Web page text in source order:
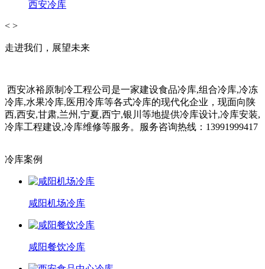
西安冷库
< >
走进我们，展望未来
西安冰裕原制冷工程公司是一家建设食品冷库,组合冷库,冷冻
冷库,水果冷库,医用冷库等各式冷库的现代化企业，现面向陕
西,西安,甘肃,兰州,宁夏,西宁,银川等地提供冷库设计,冷库安装,
冷库工程建设,冷库维修等服务。服务咨询热线：13991999417
冷库案例
咸阳机场冷库
咸阳餐饮冷库